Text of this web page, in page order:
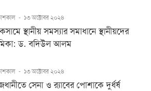
- ১৩ অক্টোবর ২০২৪
স্থানীয় সমস্যার সমাধানে স্থানীয়দের
ড. বদিউল আলম
- ১৩ অক্টোবর ২০২৪
সেনা ও র‌্যাবের পোশাকে দুর্ধর্ষ